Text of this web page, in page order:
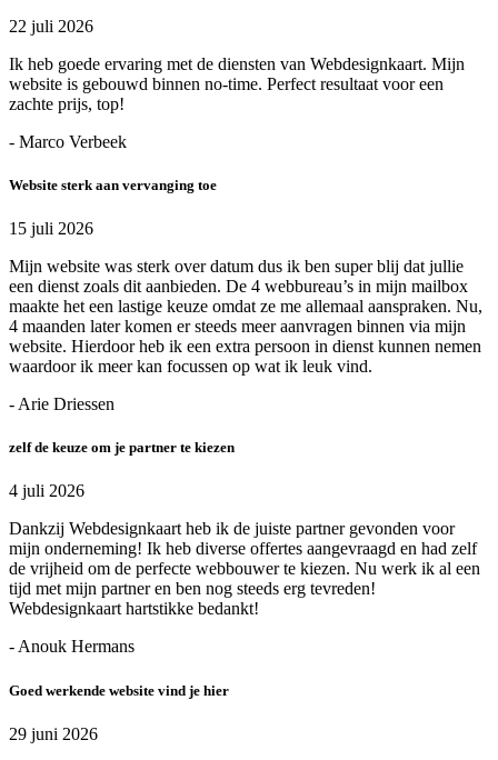
22 juli 2026
Ik heb goede ervaring met de diensten van Webdesignkaart. Mijn
website is gebouwd binnen no-time. Perfect resultaat voor een
zachte prijs, top!
- Marco Verbeek
Website sterk aan vervanging toe
15 juli 2026
Mijn website was sterk over datum dus ik ben super blij dat jullie
een dienst zoals dit aanbieden. De 4 webbureau’s in mijn mailbox
maakte het een lastige keuze omdat ze me allemaal aanspraken. Nu,
4 maanden later komen er steeds meer aanvragen binnen via mijn
website. Hierdoor heb ik een extra persoon in dienst kunnen nemen
waardoor ik meer kan focussen op wat ik leuk vind.
- Arie Driessen
zelf de keuze om je partner te kiezen
4 juli 2026
Dankzij Webdesignkaart heb ik de juiste partner gevonden voor
mijn onderneming! Ik heb diverse offertes aangevraagd en had zelf
de vrijheid om de perfecte webbouwer te kiezen. Nu werk ik al een
tijd met mijn partner en ben nog steeds erg tevreden!
Webdesignkaart hartstikke bedankt!
- Anouk Hermans
Goed werkende website vind je hier
29 juni 2026